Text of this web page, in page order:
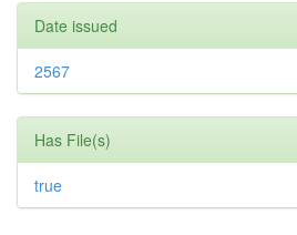
Date issued
2567
Has File(s)
true